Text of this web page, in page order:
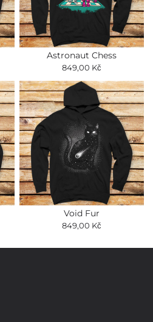
Astronaut Chess
849,00 Kč
Void Fur
849,00 Kč